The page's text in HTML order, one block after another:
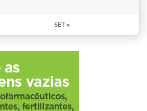
SET »